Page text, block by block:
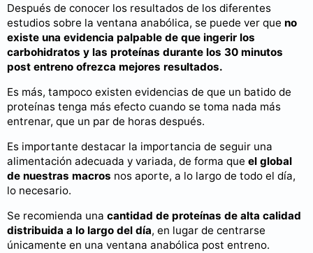
Después de conocer los resultados de los diferentes
estudios sobre la ventana anabólica, se puede ver que no
existe una evidencia palpable de que ingerir los
carbohidratos y las proteínas durante los 30 minutos
post entreno ofrezca mejores resultados.
Es más, tampoco existen evidencias de que un batido de
proteínas tenga más efecto cuando se toma nada más
entrenar, que un par de horas después.
Es importante destacar la importancia de seguir una
alimentación adecuada y variada, de forma que el global
de nuestras macros nos aporte, a lo largo de todo el día,
lo necesario.
Se recomienda una cantidad de proteínas de alta calidad
distribuida a lo largo del día, en lugar de centrarse
únicamente en una ventana anabólica post entreno.